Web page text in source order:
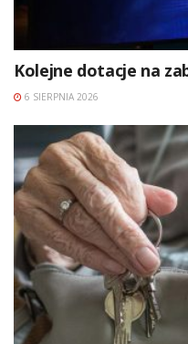
Kolejne dotacje na
6 SIERPNIA 2026